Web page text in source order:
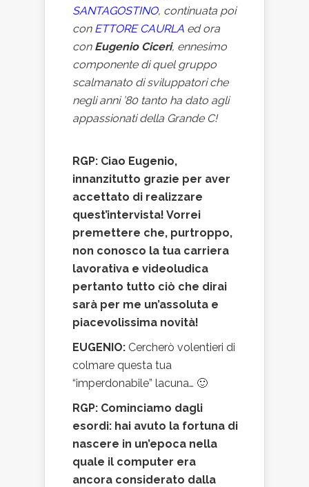
SANTAGOSTINO, continuata poi
con ETTORE CAURLA ed ora
con Eugenio Ciceri, ennesimo
componente di quel gruppo
scalmanato di sviluppatori che
negli anni ’80 tanto ha dato agli
appassionati della Grande C!
RGP: Ciao Eugenio,
innanzitutto grazie per aver
accettato di realizzare
quest’intervista! Vorrei
premettere che, purtroppo,
non conosco la tua carriera
lavorativa e videoludica
pertanto tutto ciò che dirai
sarà per me un’assoluta e
piacevolissima novità!
EUGENIO: Cercherò volentieri di
colmare questa tua
“imperdonabile” lacuna… 🙂
RGP: Cominciamo dagli
esordi: hai avuto la fortuna di
nascere in un’epoca nella
quale il computer era
ancora considerato dalla